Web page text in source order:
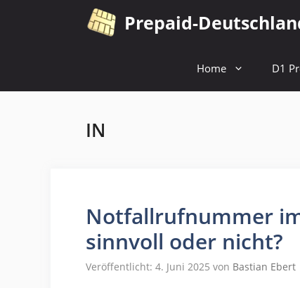
Prepaid-
Home D1
IN
Notfallrufnummer
sinnvoll oder nicht?
Veröffentlicht: 4. Juni 2025 von Bastian Ebert